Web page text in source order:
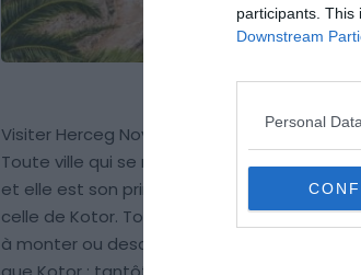
participants. This
Downstream
Personal
Visiter Herceg Novi commence avant tout
Toute ville qui se respecte a sa vieille ville
et elle est son principal intérêt. Pourtant, la
celle de Kotor. Tout semble différent :
à monter ou descendre, la situation… Il faut